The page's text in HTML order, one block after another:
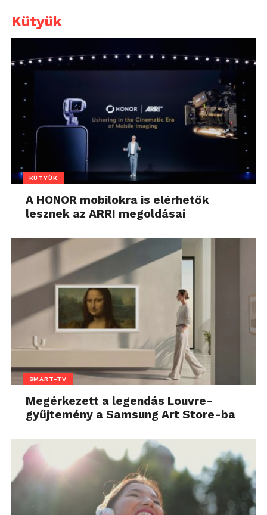
Kütyük
KÜTYÜK
A HONOR mobilokra is elérhetők
lesznek az ARRI megoldásai
SMART-TV
Megérkezett a legendás Louvre-
gyűjtemény a Samsung Art Store-ba